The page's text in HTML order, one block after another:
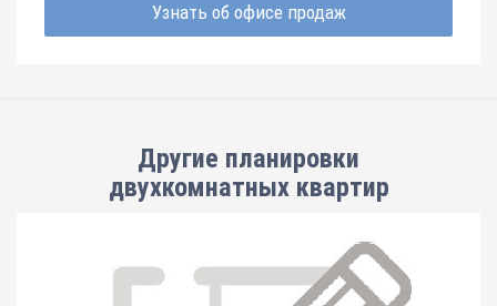
Узнать об офисе продаж
Другие планировки
двухкомнатных квартир